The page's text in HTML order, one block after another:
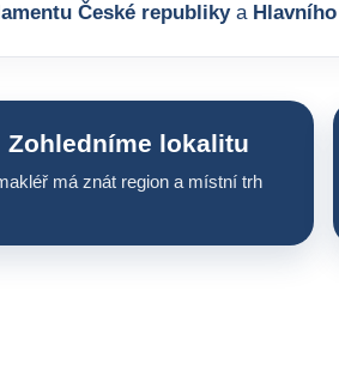
České republikya
Zohledníme lokalitu
má znát region a místní trh